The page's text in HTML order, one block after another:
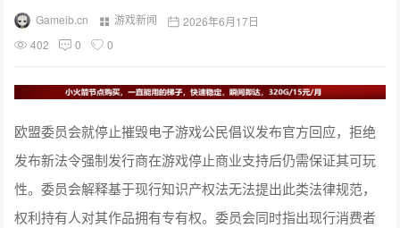
Gameib.cn 游戏新闻
2026年6月17日
402
0 0
欧盟委员会就停止摧毁电子游戏公民倡议发布官方回应，拒绝
发布新法令强制发行商在游戏停止商业支持后仍需保证其可玩
性。委员会解释基于现行知识产权法无法提出此类法律规范，
权利持有人对其作品拥有专有权。委员会同时指出现行消费者